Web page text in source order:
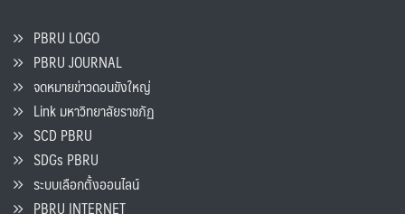
PBRU LOGO
PBRU JOURNAL
จดหมายข่าวดอนขังใหญ่
Link มหาวิทยาลัยราชภัฏ
SCD PBRU
SDGs PBRU
ระบบเลือกตั้งออนไลน์
PBRU INTERNET